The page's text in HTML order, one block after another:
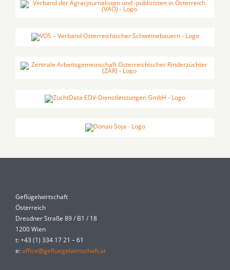
Geflügelwirtschaft
Österreich
Dresdner Straße 89 / B1 / 18
1200 Wien
t: +43 (1) 334 17 21 – 61
e:office@gefluegelwirtschaft.at